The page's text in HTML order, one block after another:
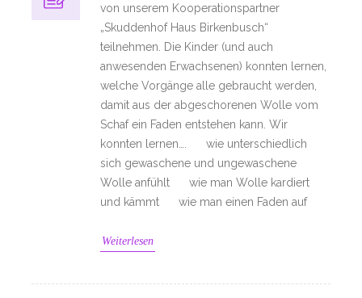
von unserem Kooperationspartner
„Skuddenhof Haus Birkenbusch“
teilnehmen. Die Kinder (und auch
anwesenden Erwachsenen) konnten lernen,
welche Vorgänge alle gebraucht werden,
damit aus der abgeschorenen Wolle vom
Schaf ein Faden entstehen kann. Wir
konnten lernen…. wie unterschiedlich
sich gewaschene und ungewaschene
Wolle anfühlt wie man Wolle kardiert
und kämmt wie man einen Faden auf
Weiterlesen